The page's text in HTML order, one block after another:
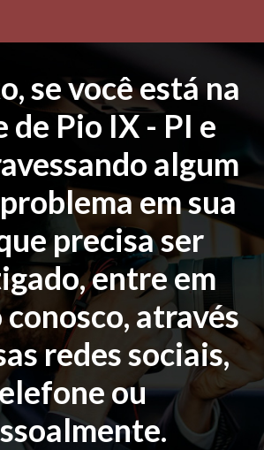
se você está na
de Pio IX - PI e
algum
em sua
precisa ser
entre em
através
redes sociais,
ou